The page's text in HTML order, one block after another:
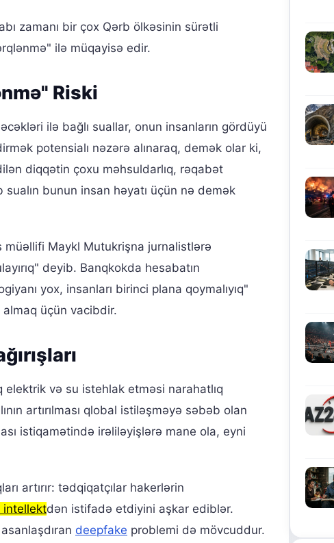
zamanı bir çox Qərb ölkəsinin sürətli
ilə müqayisə edir.
Riski
ilə bağlı suallar, onun insanların gördüyü
potensialı nəzərə alınaraq, demək olar ki,
diqqətin çoxu məhsuldarlıq, rəqabət
bunun insan həyatı üçün nə demək
müəllifi Maykl Mutukrişna jurnalistlərə
deyib. Banqkokda hesabatın
yox, insanları birinci plana qoymalıyıq"
almaq üçün vacibdir.
və su istehlak etməsi narahatlıq
artırılması qlobal istiləşməyə səbəb olan
istiqamətində irəliləyişlərə mane ola, eyni
artırır: tədqiqatçılar hakerlərin
intellektdən istifadə etdiyini aşkar ediblər.
deepfake problemi də mövcuddur.